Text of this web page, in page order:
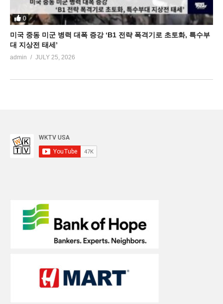
0
미국 중동 미군 병력 대폭 증강 ‘B1 전략 폭격기로 초토화, 특수부
대 지상전 태세’
admin JULY 25, 2026